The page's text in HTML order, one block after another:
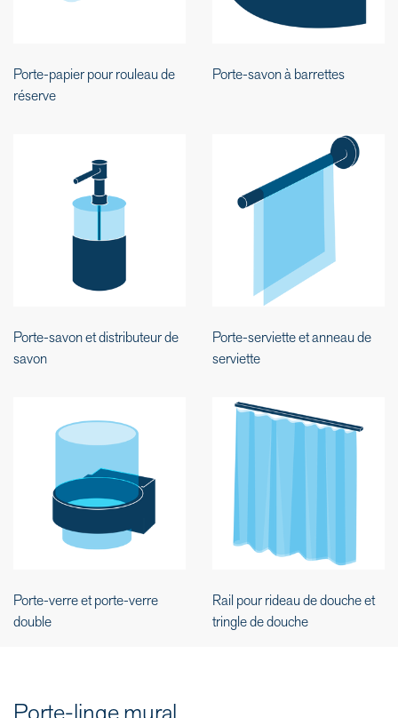
Porte-papier pour rouleau de
réserve
Porte-savon à barrettes
Porte-savon et distributeur de
savon
Porte-serviette et anneau de
serviette
Porte-verre et porte-verre
double
Rail pour rideau de douche et
tringle de douche